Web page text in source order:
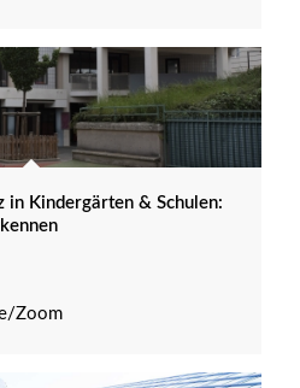
in Kindergärten & Schulen:
Zoom